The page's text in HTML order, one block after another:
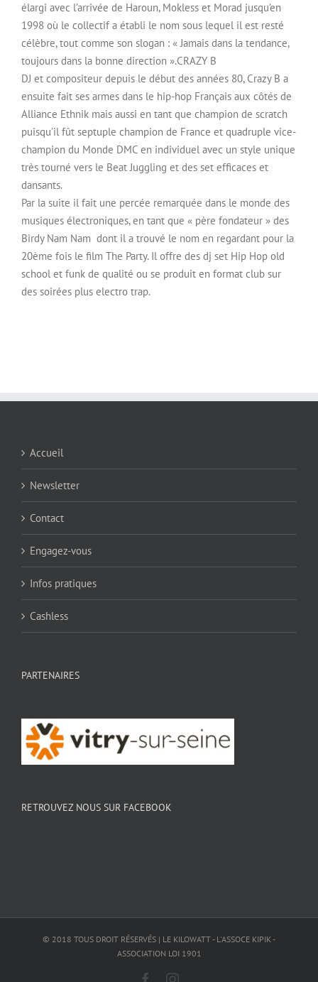
élargi avec l’arrivée de Haroun, Mokless et Morad jusqu’en
1998 où le collectif a établi le nom sous lequel il est resté
célèbre, tout comme son slogan : « Jamais dans la tendance,
toujours dans la bonne direction ».CRAZY B
DJ et compositeur depuis le début des années 80, Crazy B a
ensuite fait ses armes dans le hip-hop Français aux côtés de
Alliance Ethnik mais aussi en tant que champion de scratch
puisqu’il fût septuple champion de France et quadruple vice-
champion du Monde DMC en individuel avec un style unique
très tourné vers le Beat Juggling et des set efficaces et
dansants.
Par la suite il fait une percée remarquée dans le monde des
musiques électroniques, en tant que « père fondateur » des
Birdy Nam Nam dont il a trouvé le nom en regardant pour la
20ème fois le film The Party. Il offre des dj set Hip Hop old
school et funk de qualité ou se produit en format club sur
des soirées plus electro trap.
Accueil
Newsletter
Contact
Engagez-vous
Infos pratiques
Cashless
PARTENAIRES
RETROUVEZ NOUS SUR FACEBOOK
© 2018 TOUS DROIT RÉSERVÉS | LE KILOWATT - L'ASSOCE KIPIK -
ASSOCIATION LOI 1901
FacebookInstagram